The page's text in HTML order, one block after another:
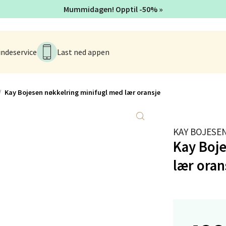
Last ned appen
Kay Bojesen nøkkelring minifugl med lær oransje
KAY
Kay
lær
Mummidagen! Opptil -50% »
Stokkavei 1, 4313 Sandnes
10-18
- Thon Senter Lagunen
1, 5239 Bergen
- Markens
markensgate 25B, 4611 Kristiansand
10-17